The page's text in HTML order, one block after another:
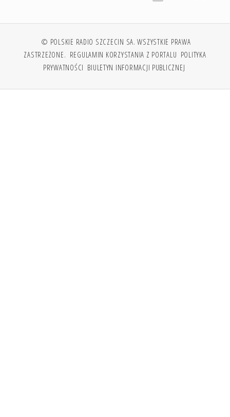
© POLSKIE RADIO SZCZECIN SA. WSZYSTKIE PRAWA
ZASTRZEŻONE. REGULAMIN KORZYSTANIA Z PORTALU POLITYKA
PRYWATNOŚCI BIULETYN INFORMACJI PUBLICZNEJ